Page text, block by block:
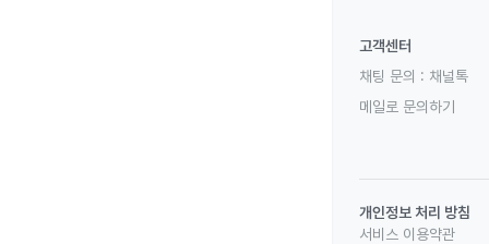
고객센터
채팅 문의 : 채널톡
메일로 문의하기
개인정보 처리 방침
서비스 이용약관